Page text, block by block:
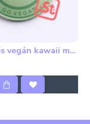
GO zöld és vegán kawaii mentes kitűző